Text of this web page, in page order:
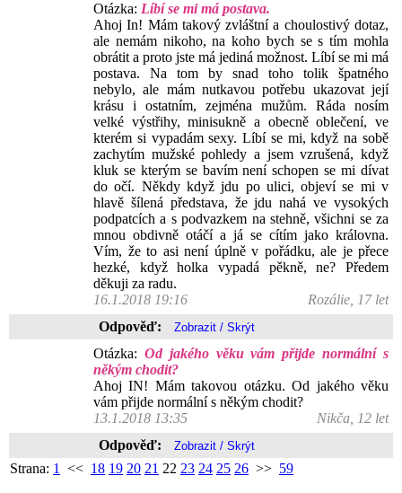
Otázka: Líbí se mi má postava.
Ahoj In! Mám takový zvláštní a choulostivý dotaz,
ale nemám nikoho, na koho bych se s tím mohla
obrátit a proto jste má jediná možnost. Líbí se mi má
postava. Na tom by snad toho tolik špatného
nebylo, ale mám nutkavou potřebu ukazovat její
krásu i ostatním, zejména mužům. Ráda nosím
velké výstřihy, minisukně a obecně oblečení, ve
kterém si vypadám sexy. Líbí se mi, když na sobě
zachytím mužské pohledy a jsem vzrušená, když
kluk se kterým se bavím není schopen se mi dívat
do očí. Někdy když jdu po ulici, objeví se mi v
hlavě šílená představa, že jdu nahá ve vysokých
podpatcích a s podvazkem na stehně, všichni se za
mnou obdivně otáčí a já se cítím jako královna.
Vím, že to asi není úplně v pořádku, ale je přece
hezké, když holka vypadá pěkně, ne? Předem
děkuji za radu.
16.1.2018 19:16
Rozálie, 17 let
Odpověď:
Otázka: Od jakého věku vám přijde normální s
někým chodit?
Ahoj IN! Mám takovou otázku. Od jakého věku
vám přijde normální s někým chodit?
13.1.2018 13:35
Nikča, 12 let
Odpověď:
Strana: 1 << 18 19 20 21 22 23 24 25 26 >> 59